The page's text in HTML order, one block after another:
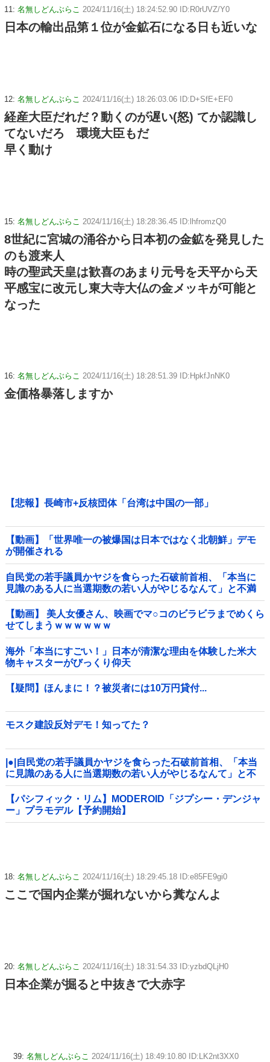
11: 名無しどんぶらこ 2024/11/16(土) 18:24:52.90 ID:R0rUVZ/Y0
日本の輸出品第１位が金鉱石になる日も近いな
12: 名無しどんぶらこ 2024/11/16(土) 18:26:03.06 ID:D+SfE+EF0
経産大臣だれだ？動くのが遅い(怒) てか認識し
てないだろ 環境大臣もだ
早く動け
15: 名無しどんぶらこ 2024/11/16(土) 18:28:36.45 ID:lhfromzQ0
8世紀に宮城の涌谷から日本初の金鉱を発見した
のも渡来人
時の聖武天皇は歓喜のあまり元号を天平から天
平感宝に改元し東大寺大仏の金メッキが可能と
なった
16: 名無しどんぶらこ 2024/11/16(土) 18:28:51.39 ID:HpkfJnNK0
金価格暴落しますか
【悲報】長崎市+反核団体「台湾は中国の一部」
【動画】「世界唯一の被爆国は日本ではなく北朝鮮」デモ
が開催される
自民党の若手議員かヤジを食らった石破前首相、「本当に
見識のある人に当選期数の若い人がやじるなんて」と不満
たらたらな様子を見せて……他
【動画】 美人女優さん、映画でマ○コのビラビラまでめくら
せてしまうｗｗｗｗｗｗ
海外「本当にすごい！」日本が清潔な理由を体験した米大
物キャスターがびっくり仰天
【疑問】ほんまに！？被災者には10万円貸付...
モスク建設反対デモ！知ってた？
|●|自民党の若手議員かヤジを食らった石破前首相、「本当
に見識のある人に当選期数の若い人がやじるなんて」と不
満たらたらな様子を見せて……
【パシフィック・リム】MODEROID「ジプシー・デンジャ
ー」プラモデル【予約開始】
18: 名無しどんぶらこ 2024/11/16(土) 18:29:45.18 ID:e85FE9gi0
ここで国内企業が掘れないから糞なんよ
20: 名無しどんぶらこ 2024/11/16(土) 18:31:54.33 ID:yzbdQLjH0
日本企業が掘ると中抜きで大赤字
39: 名無しどんぶらこ 2024/11/16(土) 18:49:10.80 ID:LK2nt3XX0